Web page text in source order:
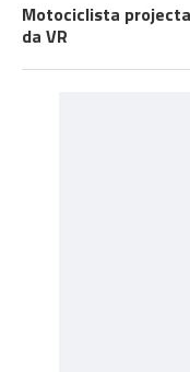
Motociclista
da VR